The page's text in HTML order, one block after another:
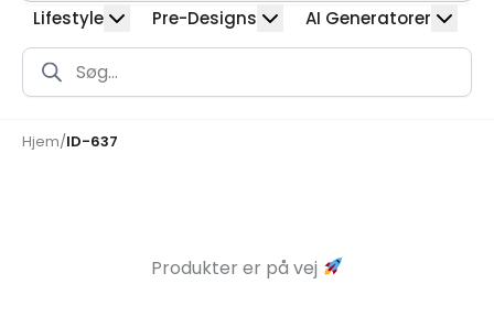
Lifestyle
Pre-Designs AI Generatorer
Products
search
Hjem/ID-637
Produkter er på vej